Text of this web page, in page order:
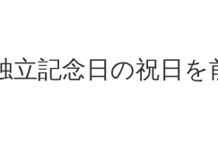
立記念日の祝日